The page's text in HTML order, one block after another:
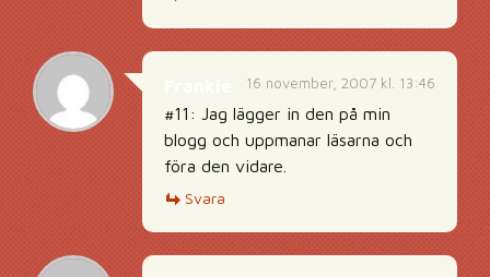
16 november, 2007 kl. 13:46
#11: Jag lägger in den på min
blogg och uppmanar läsarna och
föra den vidare.
Svara